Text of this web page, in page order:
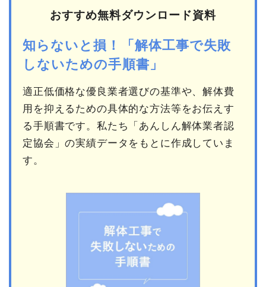
おすすめ無料ダウンロード資料
知らないと損！「解体工事で失敗
しないための手順書」
適正低価格な優良業者選びの基準や、解体費
用を抑えるための具体的な方法等をお伝えす
る手順書です。私たち「あんしん解体業者認
定協会」の実績データをもとに作成していま
す。